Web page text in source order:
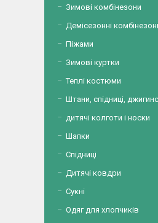
Зимові комбінезони
Демісезонні
Піжами
Зимові куртки
Теплі костюми
Штани, спідниці,
дитячі колготи і носки
Шапки
Спідниці
Дитячі ковдри
Сукні
Одяг для хлопчиків